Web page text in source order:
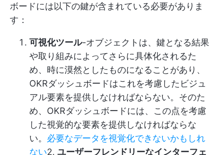
ボードには以下の鍵が含まれている必要がありま
す：
可視化ツール-オブジェクトは、鍵となる結果
や取り組みによってさらに具体化されるた
め、時に漠然としたものになることがあり、
OKRダッシュボードはこれを考慮したビジュ
アル要素を提供しなければならない。そのた
め、OKRダッシュボードには、この点を考慮
した視覚的な要素を提供しなければならな
い。 必要なデータを視覚化できないかもしれ
ない2. ユーザーフレンドリーなインターフェ